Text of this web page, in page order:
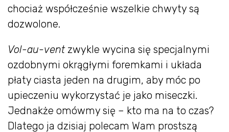
chociaż współcześnie wszelkie chwyty są
dozwolone.
Vol-au-ventzwykle wycina się specjalnymi
ozdobnymi okrągłymi foremkami i układa
płaty ciasta jeden na drugim, aby móc po
upieczeniu wykorzystać je jako miseczki.
Jednakże omówmy się – kto ma na to czas?
Dlatego ja dzisiaj polecam Wam prostszą